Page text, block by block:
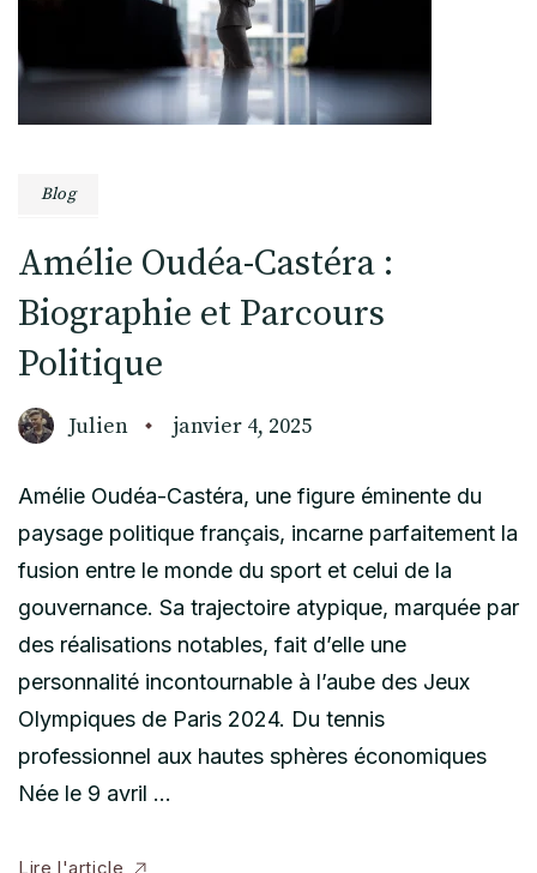
Blog
Amélie Oudéa-Castéra :
Biographie et Parcours
Politique
Julien janvier 4, 2025
Amélie Oudéa-Castéra, une figure éminente du
paysage politique français, incarne parfaitement la
fusion entre le monde du sport et celui de la
gouvernance. Sa trajectoire atypique, marquée par
des réalisations notables, fait d’elle une
personnalité incontournable à l’aube des Jeux
Olympiques de Paris 2024. Du tennis
professionnel aux hautes sphères économiques
Née le 9 avril …
Lire l'article